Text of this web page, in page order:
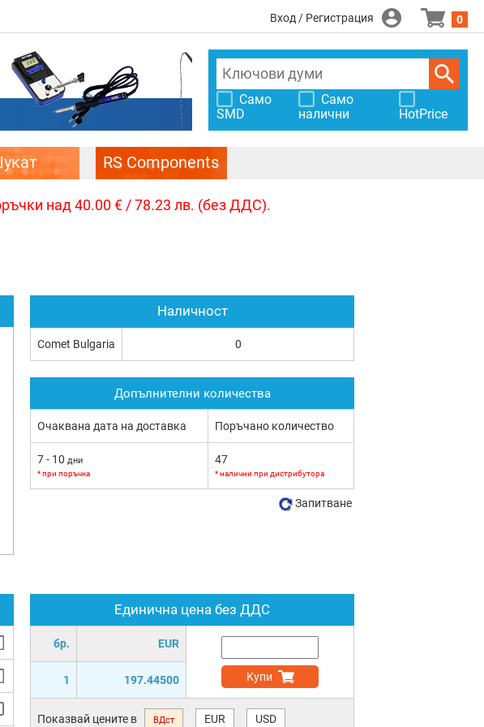
Вход / Регистрация 0
Само
SMD
Само
налични
HotPrice
RS Components
над 40.00 € / 78.23 лв. (без ДДС).
Единична цена без ДДС
бр. EUR
1 197.44500 Купи
Показвай цените в ВДст EUR USD
Наличност
Comet Bulgaria 0
Допълнителни количества
Очаквана дата на доставка Поръчано количество
7 - 10 дни
* при поръчка
47
* налични при дистрибутора
Запитване